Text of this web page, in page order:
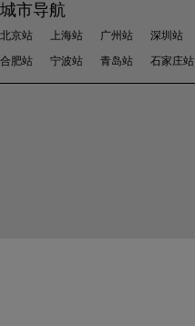
城市导航
北京站 上海站 广州站 深圳站
合肥站
宁波站 青岛站 石家庄站